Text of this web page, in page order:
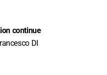
continue
DI